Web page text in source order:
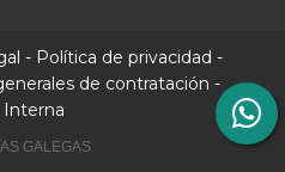
- Política de privacidad -
de contratación -
Interna
GALEGAS